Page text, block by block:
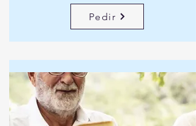
Pedir